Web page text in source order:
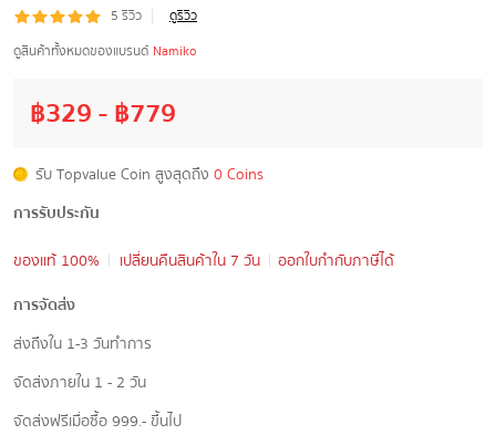
5 รีวิว |
ดูรีวิว
ดูสินค้าทั้งหมดของแบรนด์ Namiko
฿329- ฿779
รับ Topvalue Coin สูงสุดถึง 0 Coins
การรับประกัน
ของแท้ 100%
เปลี่ยนคืนสินค้าใน 7 วัน
ออกใบกำกับภาษีได้
การจัดส่ง
ส่งถึงใน 1-3 วันทำการ
จัดส่งภายใน 1 - 2 วัน
จัดส่งฟรีเมื่อซื้อ 999.- ขึ้นไป